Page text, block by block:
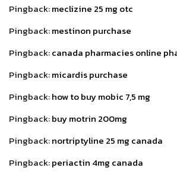
Pingback:meclizine 25 mg otc
Pingback:mestinon purchase
Pingback:canada pharmacies online
Pingback:micardis purchase
Pingback:how to buy mobic 7,5 mg
Pingback:buy motrin 200mg
Pingback:nortriptyline 25 mg canada
Pingback:periactin 4mg canada